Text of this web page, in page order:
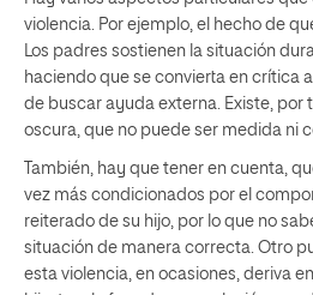
violencia. Por ejemplo, el hecho de
Los padres sostienen la situación
haciendo que se convierta en crítica
de buscar ayuda externa. Existe, por
oscura, que no puede ser medida ni
También, hay que tener en cuenta,
vez más condicionados por el
reiterado de su hijo, por lo que no
situación de manera correcta. Otro
esta violencia, en ocasiones, deriva